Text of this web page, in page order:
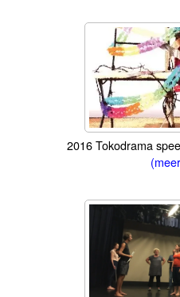
2016 Tokodrama